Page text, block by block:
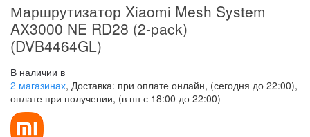
Маршрутизатор Xiaomi Mesh System
AX3000 NE RD28 (2-pack)
(DVB4464GL)
В наличии в
2 магазинах, Доставка: при оплате онлайн, (сегодня до 22:00),
оплате при получении, (в пн с 18:00 до 22:00)